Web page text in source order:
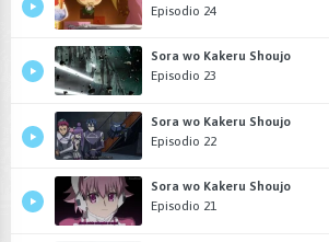
Episodio 24
Sora wo Kakeru Shoujo
Episodio 23
Sora wo Kakeru Shoujo
Episodio 22
Sora wo Kakeru Shoujo
Episodio 21